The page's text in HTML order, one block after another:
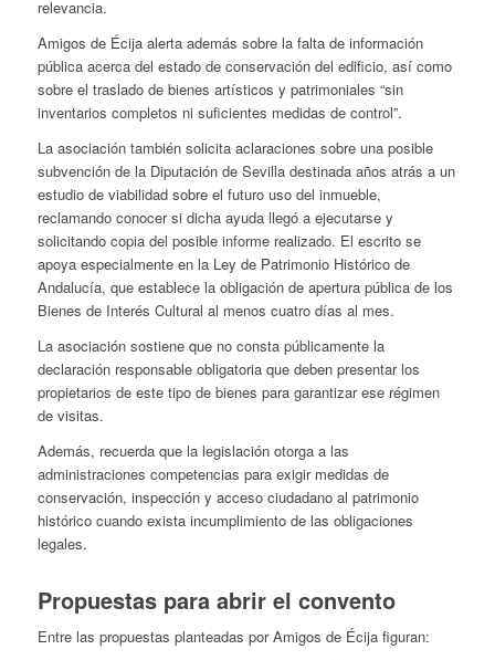
relevancia.
Amigos de Écija alerta además sobre la falta de información
pública acerca del estado de conservación del edificio, así como
sobre el traslado de bienes artísticos y patrimoniales “sin
inventarios completos ni suficientes medidas de control”.
La asociación también solicita aclaraciones sobre una posible
subvención de la Diputación de Sevilla destinada años atrás a un
estudio de viabilidad sobre el futuro uso del inmueble,
reclamando conocer si dicha ayuda llegó a ejecutarse y
solicitando copia del posible informe realizado. El escrito se
apoya especialmente en la Ley de Patrimonio Histórico de
Andalucía, que establece la obligación de apertura pública de los
Bienes de Interés Cultural al menos cuatro días al mes.
La asociación sostiene que no consta públicamente la
declaración responsable obligatoria que deben presentar los
propietarios de este tipo de bienes para garantizar ese régimen
de visitas.
Además, recuerda que la legislación otorga a las
administraciones competencias para exigir medidas de
conservación, inspección y acceso ciudadano al patrimonio
histórico cuando exista incumplimiento de las obligaciones
legales.
Propuestas para abrir el convento
Entre las propuestas planteadas por Amigos de Écija figuran: